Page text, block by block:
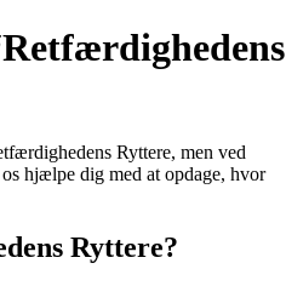
Ryttere, men ved
hjælpe dig med at opdage, hvor
Ryttere?